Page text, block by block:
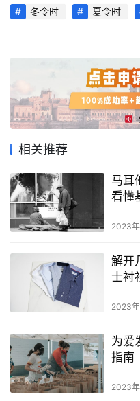
首
页
旅
游
活
南
冬令时 夏令时
相关推荐
马耳
看懂
2023
解开
士衬
2023
为爱
指南
2023